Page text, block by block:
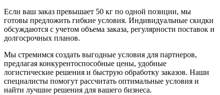
Если ваш заказ превышает 50 кг по одной позиции, мы
готовы предложить гибкие условия. Индивидуальные скидки
обсуждаются с учетом объема заказа, регулярности поставок и
долгосрочных планов.
Мы стремимся создать выгодные условия для партнеров,
предлагая конкурентоспособные цены, удобные
логистические решения и быструю обработку заказов. Наши
специалисты помогут рассчитать оптимальные условия и
найти лучшие решения для вашего бизнеса.